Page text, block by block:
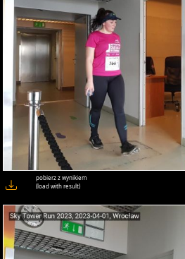
pobierz z wynikiem
(load with result)